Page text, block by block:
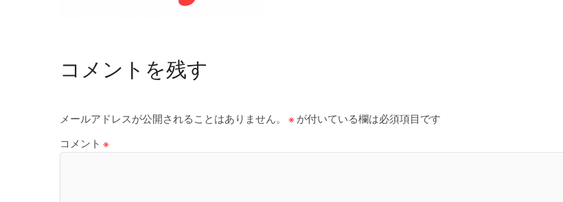
コメントを残す
メールアドレスが公開されることはありません。 ※ が付いている欄は必須項目です
コメント ※